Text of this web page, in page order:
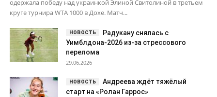
одержала победу над украинкой Элиной Свитолиной в третьем
круге турнира WTA 1000 в Дохе. Матч...
Радукану снялась с
Уимблдона-2026 из-за стрессового
перелома
29.06.2026
Андреева ждёт тяжёлый
старт на «Ролан Гаррос»